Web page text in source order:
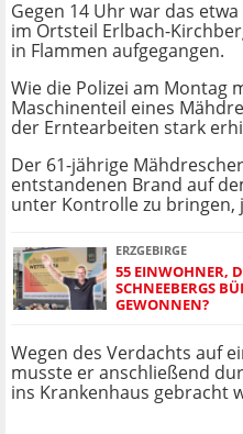
Gegen 14 Uhr war das
im Ortsteil Erlbach-
in Flammen aufgegangen.
Wie die Polizei am Montag
Maschinenteil eines
der Erntearbeiten stark
Der 61-jährige
entstandenen Brand auf
unter Kontrolle zu bringen,
ERZGEBIRGE
55 EINWOHNER,
SCHNEEBERGS
GEWONNEN?
Wegen des Verdachts auf
musste er anschließend
ins Krankenhaus gebracht